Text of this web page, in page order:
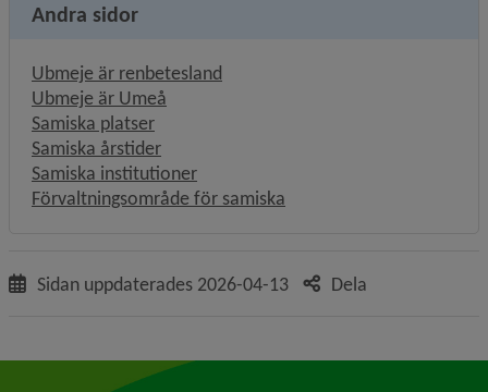
Andra sidor
Ubmeje är renbetesland
Ubmeje är Umeå
Samiska platser
Samiska årstider
Samiska institutioner
Förvaltningsområde för samiska
Sidan uppdaterades 2026-04-13 Dela